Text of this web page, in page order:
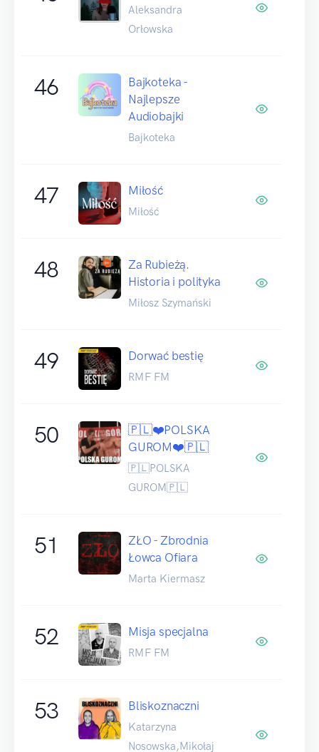
Aleksandra
Orłowska
46
Bajkoteka -
Najlepsze
Audiobajki
Bajkoteka
47 Miłość
Miłość
48
Za Rubieżą.
Historia i polityka
Miłosz Szymański
49 Dorwać bestię
RMF FM
50
🇵🇱❤️POLSKA
GUROM❤️🇵🇱
🇵🇱POLSKA
GUROM🇵🇱
51
ZŁO - Zbrodnia
Łowca Ofiara
Marta Kiermasz
52 Misja specjalna
RMF FM
53 Bliskoznaczni
Katarzyna
Nosowska,Mikołaj